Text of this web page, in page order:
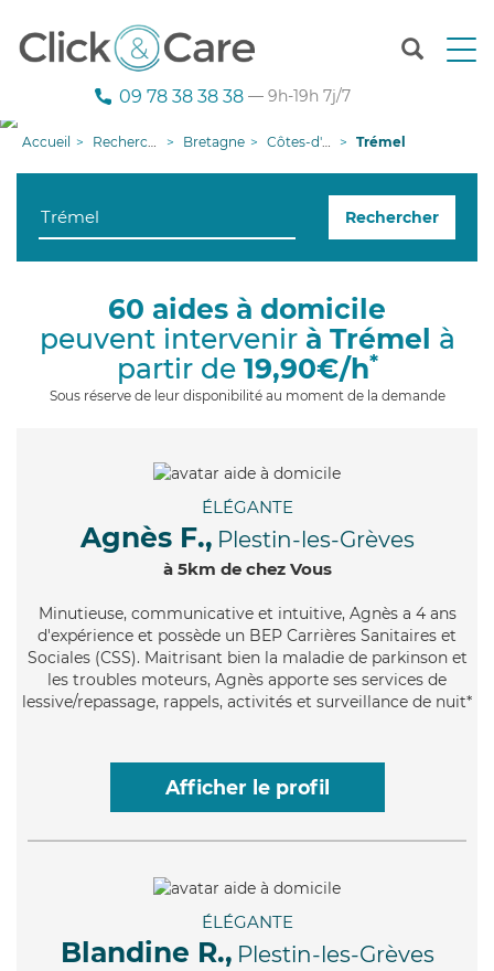
T
n
g
09 78 38 38 38 — 9h-19h 7j/7
Accueil Recherche aide à domicile Bretagne Côtes-d'armor Trémel
Rechercher
60 aides à domicile
peuvent intervenir à Trémel à
partir de 19,90€/h*
Sous réserve de leur disponibilité au moment de la demande
ÉLÉGANTE
Agnès F., Plestin-les-Grèves
à 5km de chez Vous
Minutieuse, communicative et intuitive, Agnès a 4 ans
d'expérience et possède un BEP Carrières Sanitaires et
Sociales (CSS). Maitrisant bien la maladie de parkinson et
les troubles moteurs, Agnès apporte ses services de
lessive/repassage, rappels, activités et surveillance de nuit*
Afficher le profil
ÉLÉGANTE
Blandine R., Plestin-les-Grèves